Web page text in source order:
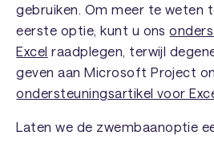
gebruiken. Om meer te weten
eerste optie, kunt u ons
Excel raadplegen, terwijl
geven aan Microsoft Project
ondersteuningsartikel voor
Laten we de zwembaanoptie